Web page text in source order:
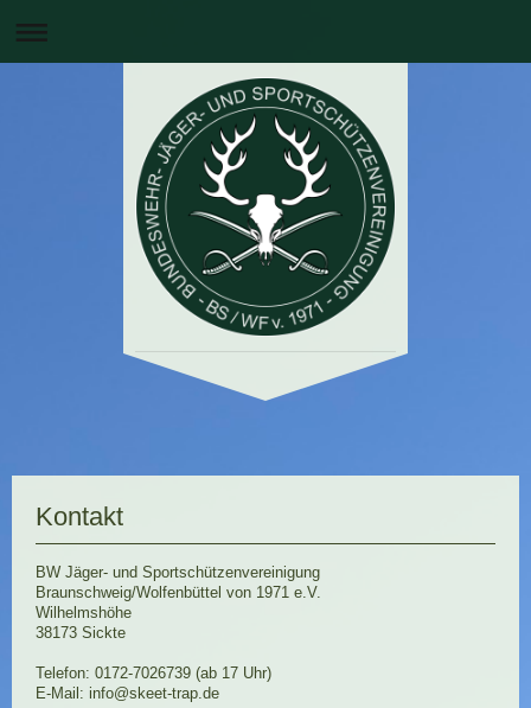
Kontakt
BW Jäger- und Sportschützenvereinigung
Braunschweig/Wolfenbüttel von 1971 e.V.
Wilhelmshöhe
38173 Sickte
Telefon: 0172-7026739 (ab 17 Uhr)
E-Mail: info@skeet-trap.de